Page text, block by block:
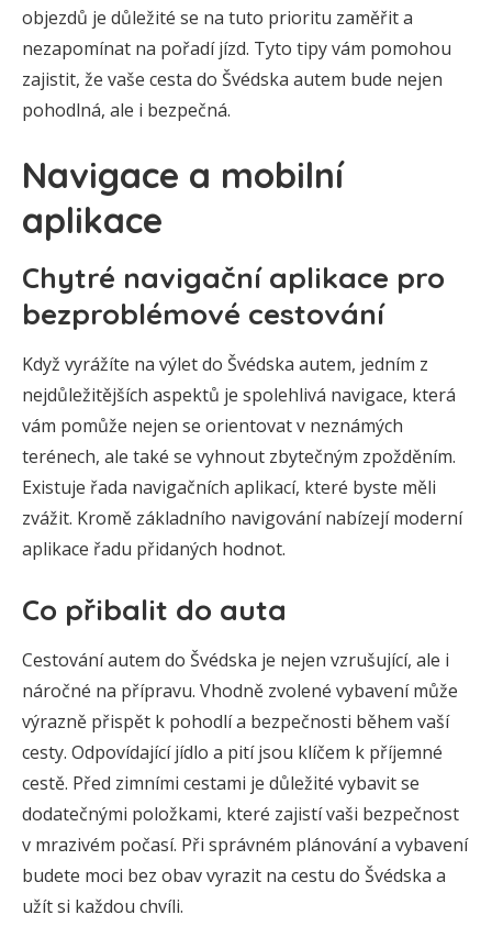
objezdů je důležité se na tuto prioritu zaměřit a
nezapomínat na pořadí jízd. Tyto tipy vám pomohou
zajistit, že vaše cesta do Švédska autem bude nejen
pohodlná, ale i bezpečná.
Navigace a mobilní
aplikace
Chytré navigační aplikace pro
bezproblémové cestování
Když vyrážíte na výlet do Švédska autem, jedním z
nejdůležitějších aspektů je spolehlivá navigace, která
vám pomůže nejen se orientovat v neznámých
terénech, ale také se vyhnout zbytečným zpožděním.
Existuje řada navigačních aplikací, které byste měli
zvážit. Kromě základního navigování nabízejí moderní
aplikace řadu přidaných hodnot.
Co přibalit do auta
Cestování autem do Švédska je nejen vzrušující, ale i
náročné na přípravu. Vhodně zvolené vybavení může
výrazně přispět k pohodlí a bezpečnosti během vaší
cesty. Odpovídající jídlo a pití jsou klíčem k příjemné
cestě. Před zimními cestami je důležité vybavit se
dodatečnými položkami, které zajistí vaši bezpečnost
v mrazivém počasí. Při správném plánování a vybavení
budete moci bez obav vyrazit na cestu do Švédska a
užít si každou chvíli.